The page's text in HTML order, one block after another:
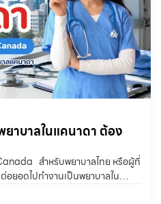
ยาบาลในแคนาดา ต้อง
สำหรับพยาบาลไทย หรือผู้ที่
ยอดไปทำงานเป็นพยาบาลใน
เริ่มจากตรงไหน?